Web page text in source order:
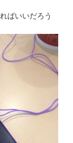
ばいいだろう